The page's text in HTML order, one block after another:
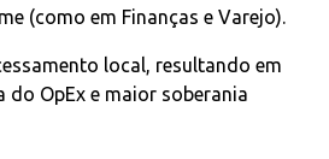
(como em Finanças e Varejo).
local, resultando em
do OpEx e maior soberania